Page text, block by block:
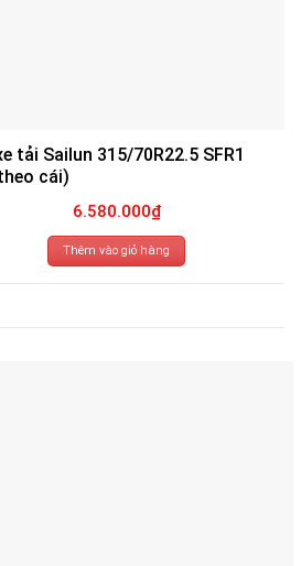
tải Sailun 315/70R22.5 SFR1
cái)
6.580.000₫
Thêm vào giỏ hàng